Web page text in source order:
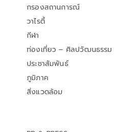
กรองสถานการณ์
วาไรตี้
กีฬา
ท่องเที่ยว – ศิลปวัฒนธรรม
ประชาสัมพันธ์
ภูมิภาค
สิ่งแวดล้อม